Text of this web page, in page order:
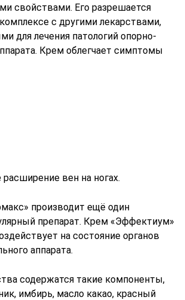
свойствами. Его разрешается
с другими лекарствами,
для лечения патологий опорно-
Крем облегчает симптомы
расширение вен на ногах.
производит ещё один
препарат. Крем «Эффектиум»
на состояние органов
аппарата.
содержатся такие компоненты,
имбирь, масло какао, красный